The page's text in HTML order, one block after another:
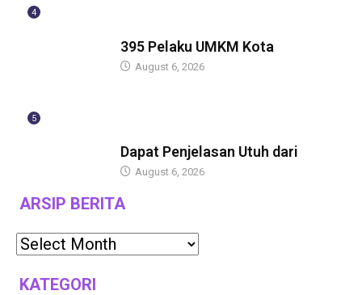
4
395 Pelaku UMKM Kota
August 6, 2026
5
Dapat Penjelasan Utuh dari
August 6, 2026
ARSIP BERITA
KATEGORI